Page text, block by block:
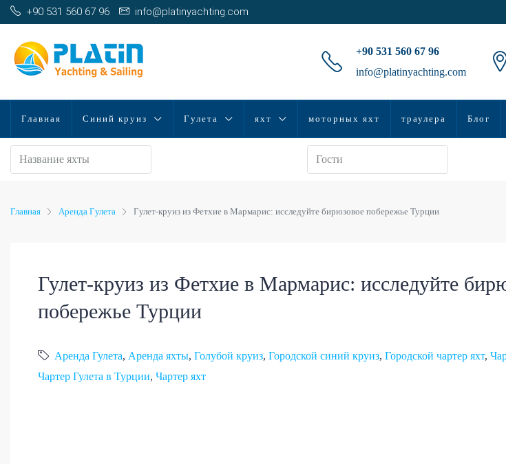
+90 531 560 67 96 info@platinyachting.com
+90 531 560 67 96
info@platinyachting.com
Главная Синий круиз Гулета яхт моторных яхт траулера Блог
Главная Аренда Гулета Гулет-круиз из Фетхие в Мармарис: исследуйте бирюзовое побережье Турции
Гулет-круиз из Фетхие в Мармарис: исследуйте
побережье Турции
Аренда Гулета, Аренда яхты, Голубой круиз, Городской синий круиз, Городской чартер яхт,
Чартер Гулета в Турции, Чартер яхт